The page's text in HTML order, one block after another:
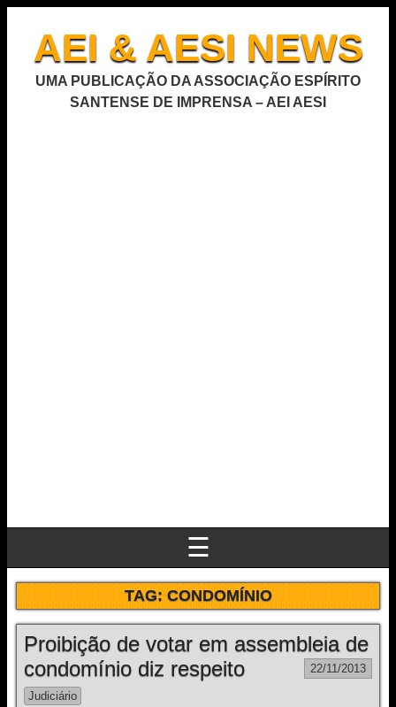
AEI & AESI NEWS
UMA PUBLICAÇÃO DA ASSOCIAÇÃO ESPÍRITO
SANTENSE DE IMPRENSA – AEI AESI
☰
TAG:CONDOMÍNIO
Proibição de votar em assembleia de
condomínio diz respeito
22/11/2013
Judiciário